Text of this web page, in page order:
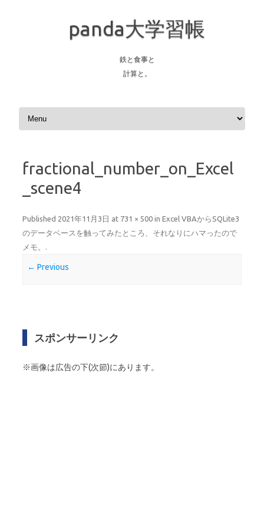
panda大学習帳
鉄と食事と
計算と。
Skip to content
fractional_number_on_Excel
_scene4
Published 2021年11月3日 at 731 × 500 in Excel VBAからSQLite3
のデータベースを触ってみたところ、それなりにハマったので
メモ。 .
← Previous
スポンサーリンク
※画像は広告の下(次節)にあります。